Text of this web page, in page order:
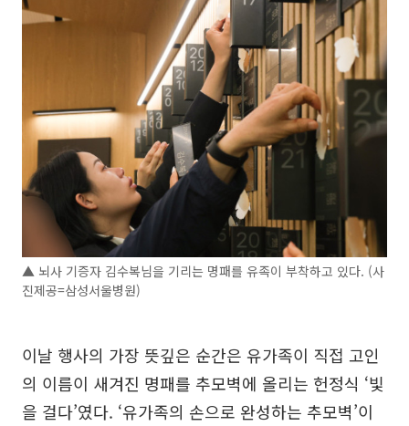
▲ 뇌사 기증자 김수복님을 기리는 명패를 유족이 부착하고 있다. (사
진제공=삼성서울병원)
이날 행사의 가장 뜻깊은 순간은 유가족이 직접 고인
의 이름이 새겨진 명패를 추모벽에 올리는 헌정식 ‘빛
을 걸다’였다. ‘유가족의 손으로 완성하는 추모벽’이